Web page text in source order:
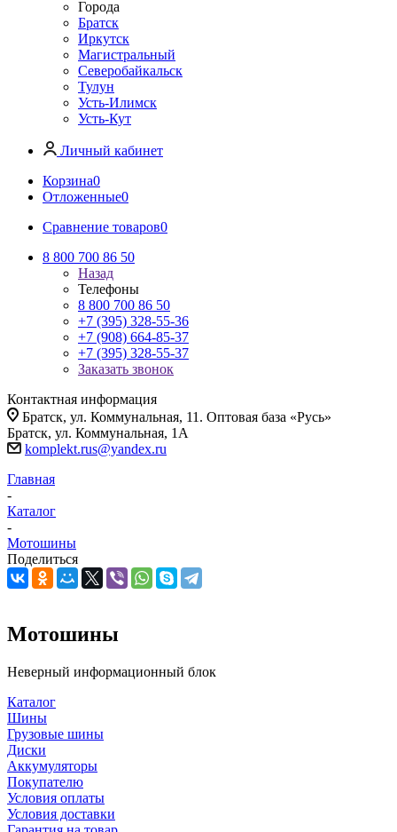
Города
Братск
Иркутск
Магистральный
Северобайкальск
Тулун
Усть-Илимск
Усть-Кут
Личный кабинет
Корзина0
Отложенные0
Сравнение товаров0
8 800 700 86 50
Назад
Телефоны
8 800 700 86 50
+7 (395) 328-55-36
+7 (908) 664-85-37
+7 (395) 328-55-37
Заказать звонок
Контактная информация
Братск, ул. Коммунальная, 11. Оптовая база «Русь»
Братск, ул. Коммунальная, 1А
komplekt.rus@yandex.ru
Главная
-
Каталог
-
Мотошины
Поделиться
Мотошины
Неверный информационный блок
Каталог
Шины
Грузовые шины
Диски
Аккумуляторы
Покупателю
Условия оплаты
Условия доставки